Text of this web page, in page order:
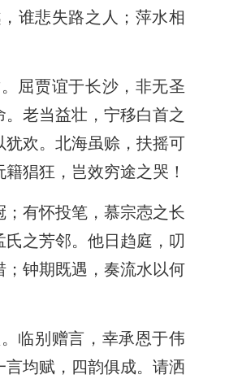
谁悲失路之人；萍水相
屈贾谊于长沙，非无圣
老当益壮，宁移白首之
欢。北海虽赊，扶摇可
猖狂，岂效穷途之哭！
有怀投笔，慕宗悫之长
之芳邻。他日趋庭，叨
钟期既遇，奏流水以何
临别赠言，幸承恩于伟
均赋，四韵俱成。请洒